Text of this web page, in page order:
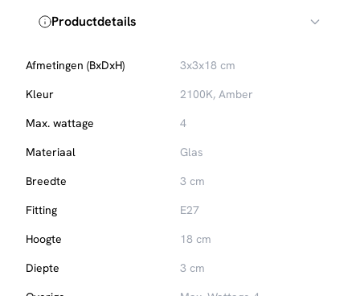
Productdetails
Afmetingen (BxDxH)
3x3x18 cm
Kleur
2100K, Amber
Max. wattage
4
Materiaal
Glas
Breedte
3 cm
Fitting
E27
Hoogte
18 cm
Diepte
3 cm